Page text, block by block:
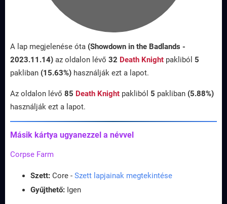
A lap megjelenése óta (Showdown in the Badlands -
2023.11.14) az oldalon lévő 32 Death Knight pakliból 5
pakliban (15.63%) használják ezt a lapot.
Az oldalon lévő 85 Death Knight pakliból 5 pakliban (5.88%)
használják ezt a lapot.
Másik kártya ugyanezzel a névvel
Corpse Farm
Szett: Core - Szett lapjainak megtekintése
Gyűjthető: Igen